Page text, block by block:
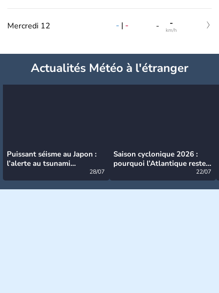
Mercredi 12 - | - - -
km/h
Actualités Météo à l'étranger
Puissant séisme au Japon :
l’alerte au tsunami
28/07
Saison cyclonique 2026 :
pourquoi l’Atlantique reste
22/07